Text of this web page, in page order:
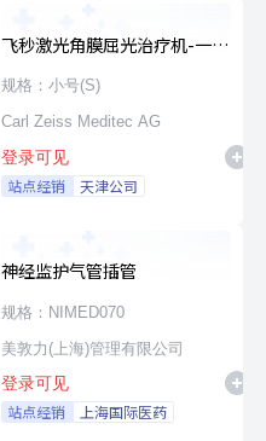
飞秒激光角膜屈光治疗机-一次
性使用无菌治疗包
规格：小号(S)
Carl Zeiss Meditec AG
登录可见
站点经销 天津公司
神经监护气管插管
规格：NIMED070
美敦力(上海)管理有限公司
登录可见
站点经销 上海国际医药